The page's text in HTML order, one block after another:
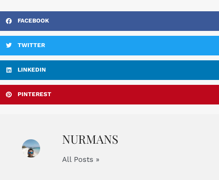
FACEBOOK
TWITTER
LINKEDIN
PINTEREST
NURMANS
All Posts »